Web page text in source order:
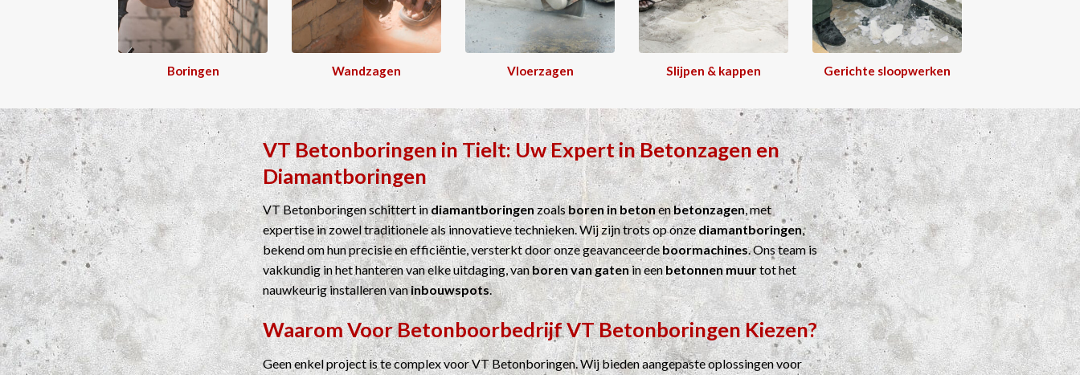
Boringen Wandzagen Vloerzagen Slijpen & kappen Gerichte sloopwerken
VT BetonboringeninTielt: Uw Expert inBetonzagenen
Diamantboringen
VT Betonboringen schittert indiamantboringenzoalsboren in betonenbetonzagen, met
expertise in zowel traditionele als innovatieve technieken. Wij zijn trots op onzediamantboringen,
bekend om hun precisie en efficiëntie, versterkt door onze geavanceerdeboormachines. Ons team is
vakkundig in het hanteren van elke uitdaging, vanboren van gatenin eenbetonnen muurtot het
nauwkeurig installeren vaninbouwspots.
Waarom VoorBetonboorbedrijfVT Betonboringen Kiezen?
Geen enkel project is te complex voor VT Betonboringen. Wij bieden aangepaste oplossingen voor